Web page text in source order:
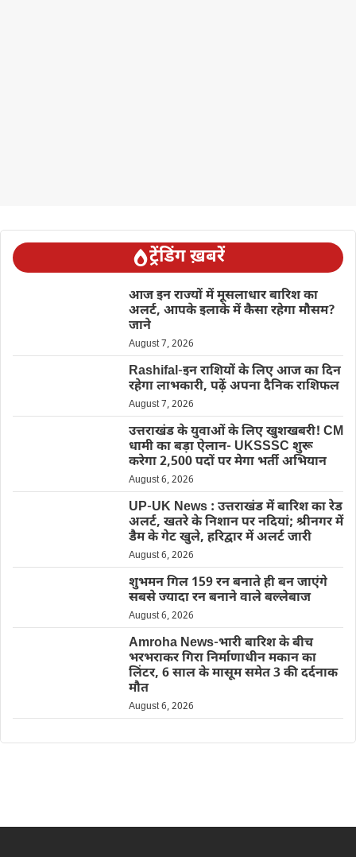
ट्रेंडिंग ख़बरें
आज इन राज्यों में मूसलाधार बारिश का
अलर्ट, आपके इलाके में कैसा रहेगा मौसम?
जाने
August 7, 2026
Rashifal-इन राशियों के लिए आज का दिन
रहेगा लाभकारी, पढ़ें अपना दैनिक राशिफल
August 7, 2026
उत्तराखंड के युवाओं के लिए खुशखबरी! CM
धामी का बड़ा ऐलान- UKSSSC शुरू
करेगा 2,500 पदों पर मेगा भर्ती अभियान
August 6, 2026
UP-UK News : उत्तराखंड में बारिश का रेड
अलर्ट, खतरे के निशान पर नदियां; श्रीनगर में
डैम के गेट खुले, हरिद्वार में अलर्ट जारी
August 6, 2026
शुभमन गिल 159 रन बनाते ही बन जाएंगे
सबसे ज्यादा रन बनाने वाले बल्लेबाज
August 6, 2026
Amroha News-भारी बारिश के बीच
भरभराकर गिरा निर्माणाधीन मकान का
लिंटर, 6 साल के मासूम समेत 3 की दर्दनाक
मौत
August 6, 2026